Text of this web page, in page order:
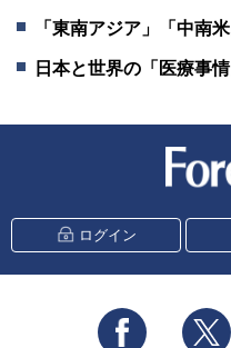
「東南アジア」「中南
日本と世界の「医療事
ログイン
Facebook